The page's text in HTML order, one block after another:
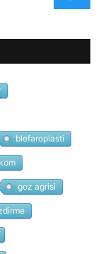
blefaroplasti
goz agrisi